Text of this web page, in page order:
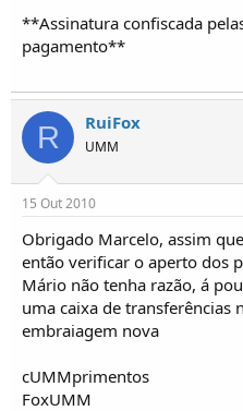
**Assinatura confiscada
pagamento**
R RuiFox
UMM
15 Out 2010
Obrigado Marcelo, assim
então verificar o aperto dos
Mário não tenha razão, á
uma caixa de transferências
embraiagem nova
cUMMprimentos
FoxUMM